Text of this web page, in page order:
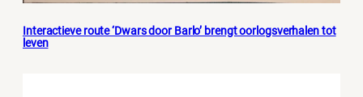
Interactieve route ‘Dwars door Barlo’ brengt oorlogsverhalen tot
leven